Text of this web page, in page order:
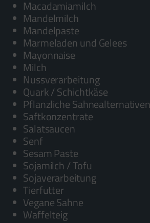
Macadamiamilch
Mandelmilch
Mandelpaste
Marmeladen und Gelees
Mayonnaise
Milch
Nussverarbeitung
Quark / Schichtkäse
Pflanzliche Sahnealternativen
Saftkonzentrate
Salatsaucen
Senf
Sesam Paste
Sojamilch / Tofu
Sojaverarbeitung
Tierfutter
Vegane Sahne
Waffelteig